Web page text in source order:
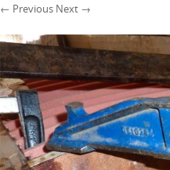
← Previous Next →